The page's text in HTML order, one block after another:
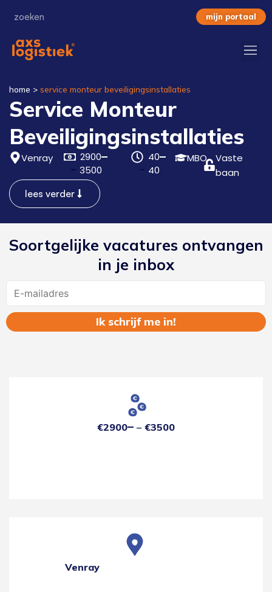
mijn portaal
home > service monteur beveiligingsinstallaties
Service Monteur
Beveiligingsinstallaties
Venray
2900
3500
40
40
MBO
Vaste
baan
lees verder
Soortgelijke vacatures ontvangen
in je inbox
€2900 €3500
Venray